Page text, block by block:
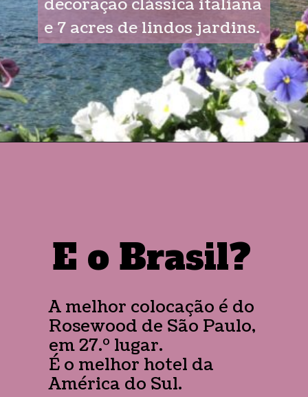
decoração clássica italiana
e 7 acres de lindos jardins.
E o Brasil?
A melhor colocação é do
Rosewood de São Paulo,
em 27.º lugar.
É o melhor hotel da
América do Sul.